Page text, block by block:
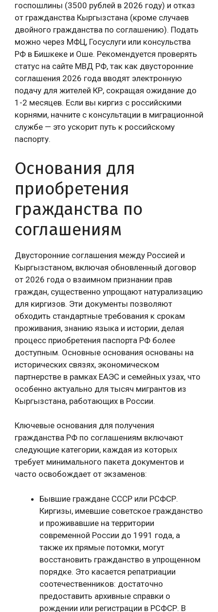
госпошлины (3500 рублей в 2026 году) и отказ
от гражданства Кыргызстана (кроме случаев
двойного гражданства по соглашению). Подать
можно через МФЦ, Госуслуги или консульства
РФ в Бишкеке и Оше. Рекомендуется проверять
статус на сайте МВД РФ, так как двусторонние
соглашения 2026 года вводят электронную
подачу для жителей КР, сокращая ожидание до
1-2 месяцев. Если вы киргиз с российскими
корнями, начните с консультации в миграционной
службе — это ускорит путь к российскому
паспорту.
Основания для
приобретения
гражданства по
соглашениям
Двусторонние соглашения между Россией и
Кыргызстаном, включая обновленный договор
от 2026 года о взаимном признании прав
граждан, существенно упрощают натурализацию
для киргизов. Эти документы позволяют
обходить стандартные требования к срокам
проживания, знанию языка и истории, делая
процесс приобретения паспорта РФ более
доступным. Основные основания основаны на
исторических связях, экономическом
партнерстве в рамках ЕАЭС и семейных узах, что
особенно актуально для тысяч мигрантов из
Кыргызстана, работающих в России.
Ключевые основания для получения
гражданства РФ по соглашениям включают
следующие категории, каждая из которых
требует минимального пакета документов и
часто освобождает от экзаменов:
Бывшие граждане СССР или РСФСР.
Киргизы, имевшие советское гражданство
и проживавшие на территории
современной России до 1991 года, а
также их прямые потомки, могут
восстановить гражданство в упрощенном
порядке. Это касается репатриации
соотечественников: достаточно
предоставить архивные справки о
рождении или регистрации в РСФСР. В